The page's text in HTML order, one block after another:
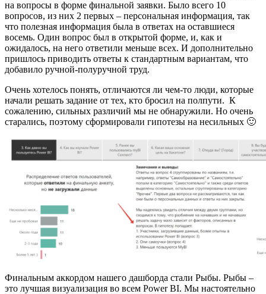
на вопросы в форме финальной заявки. Было всего 10
вопросов, из них 2 первых – персональная информация, так
что полезная информация была в ответах на оставшиеся
восемь. Один вопрос был в открытой форме, и, как и
ожидалось, на него ответили меньше всех. И дополнительно
пришлось приводить ответы к стандартным вариантам, что
добавило ручной-полуручной труд.
Очень хотелось понять, отличаются ли чем-то люди, которые
начали решать задание от тех, кто бросил на полпути. К
сожалению, сильных различий мы не обнаружили. Но очень
старались, поэтому сформировали гипотезы на несильных 🙂
Финальным аккордом нашего дашборда стали Рыбы. Рыбы –
это лучшая визуализация во всем Power BI. Мы настоятельно